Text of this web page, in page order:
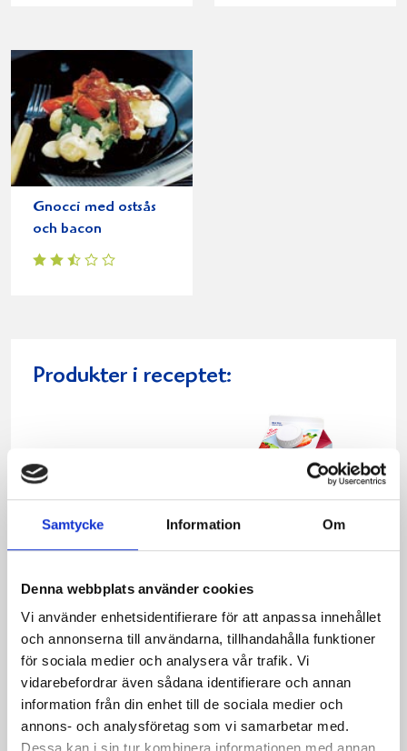
Samtycke Information Om
Denna webbplats använder cookies
Vi använder enhetsidentifierare för att anpassa innehållet
och annonserna till användarna, tillhandahålla funktioner
för sociala medier och analysera vår trafik. Vi
vidarebefordrar även sådana identifierare och annan
information från din enhet till de sociala medier och
annons- och analysföretag som vi samarbetar med.
Gnocci med ostsås
och bacon
Produkter i receptet:
Mellanmjölk
1,5% laktosfri 3dl
Jordgubbsfil 2,7%
1000g